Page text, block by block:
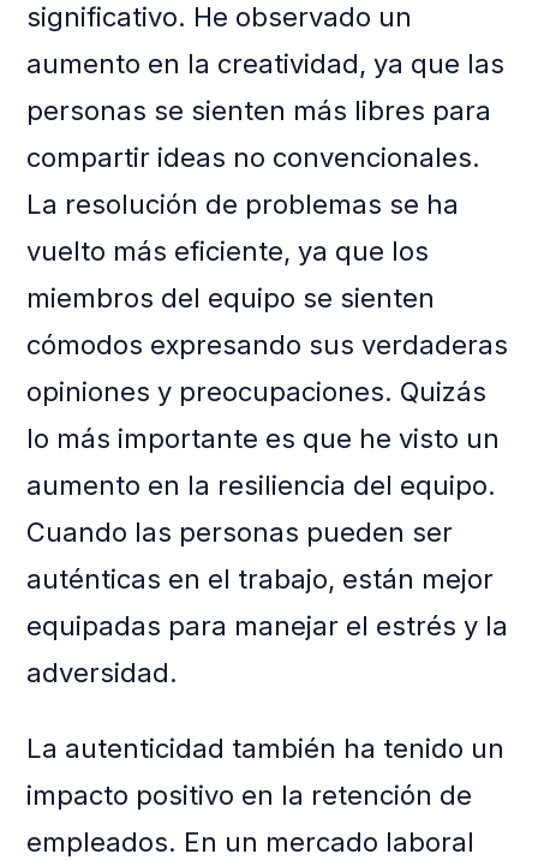
significativo. He observado un
aumento en la creatividad, ya que las
personas se sienten más libres para
compartir ideas no convencionales.
La resolución de problemas se ha
vuelto más eficiente, ya que los
miembros del equipo se sienten
cómodos expresando sus verdaderas
opiniones y preocupaciones. Quizás
lo más importante es que he visto un
aumento en la resiliencia del equipo.
Cuando las personas pueden ser
auténticas en el trabajo, están mejor
equipadas para manejar el estrés y la
adversidad.
La autenticidad también ha tenido un
impacto positivo en la retención de
empleados. En un mercado laboral